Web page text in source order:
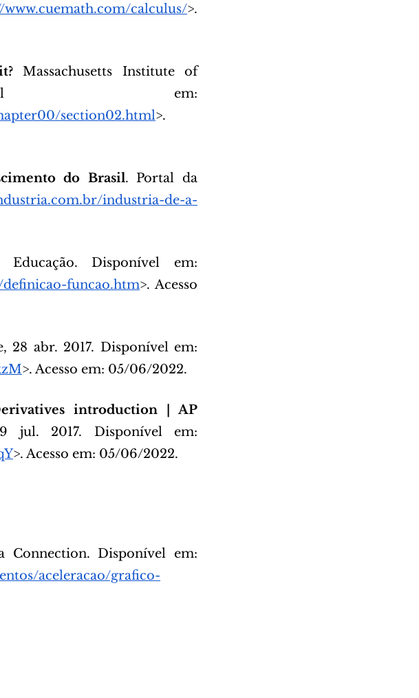
www.cuemath.com/calculus/>.
Massachusetts Institute of
em:
section02.html>.
do Brasil. Portal da
industria-de-a-
Disponível em:
funcao.htm>. Acesso
28 abr. 2017. Disponível em:
>. Acesso em: 05/06/2022.
introduction | AP
jul. 2017. Disponível em:
>. Acesso em: 05/06/2022.
Connection. Disponível em:
aceleracao/grafico-